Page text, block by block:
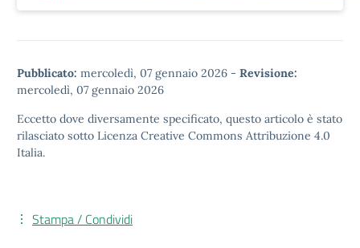
Pubblicato: mercoledì, 07 gennaio 2026 - Revisione:
mercoledì, 07 gennaio 2026
Eccetto dove diversamente specificato, questo articolo è stato
rilasciato sotto Licenza Creative Commons Attribuzione 4.0
Italia.
Stampa / Condividi